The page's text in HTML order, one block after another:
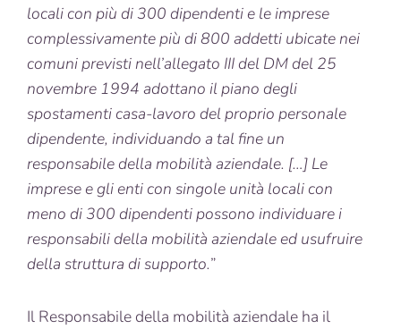
locali con più di 300 dipendenti e le imprese
complessivamente più di 800 addetti ubicate nei
comuni previsti nell’allegato III del DM del 25
novembre 1994 adottano il piano degli
spostamenti casa-lavoro del proprio personale
dipendente, individuando a tal fine un
responsabile della mobilità aziendale. […] Le
imprese e gli enti con singole unità locali con
meno di 300 dipendenti possono individuare i
responsabili della mobilità aziendale ed usufruire
della struttura di supporto.”
Il Responsabile della mobilità aziendale ha il